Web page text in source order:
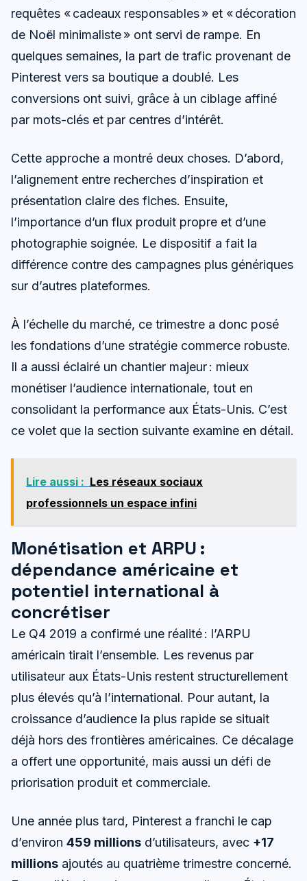
requêtes « cadeaux responsables » et « décoration
de Noël minimaliste » ont servi de rampe. En
quelques semaines, la part de trafic provenant de
Pinterest vers sa boutique a doublé. Les
conversions ont suivi, grâce à un ciblage affiné
par mots-clés et par centres d’intérêt.
Cette approche a montré deux choses. D’abord,
l’alignement entre recherches d’inspiration et
présentation claire des fiches. Ensuite,
l’importance d’un flux produit propre et d’une
photographie soignée. Le dispositif a fait la
différence contre des campagnes plus génériques
sur d’autres plateformes.
À l’échelle du marché, ce trimestre a donc posé
les fondations d’une stratégie commerce robuste.
Il a aussi éclairé un chantier majeur : mieux
monétiser l’audience internationale, tout en
consolidant la performance aux États-Unis. C’est
ce volet que la section suivante examine en détail.
Lire aussi : Les réseaux sociaux
professionnels un espace infini
Monétisation et ARPU :
dépendance américaine et
potentiel international à
concrétiser
Le Q4 2019 a confirmé une réalité : l’ARPU
américain tirait l’ensemble. Les revenus par
utilisateur aux États-Unis restent structurellement
plus élevés qu’à l’international. Pour autant, la
croissance d’audience la plus rapide se situait
déjà hors des frontières américaines. Ce décalage
a offert une opportunité, mais aussi un défi de
priorisation produit et commerciale.
Une année plus tard, Pinterest a franchi le cap
d’environ 459 millions d’utilisateurs, avec +17
millions ajoutés au quatrième trimestre concerné.